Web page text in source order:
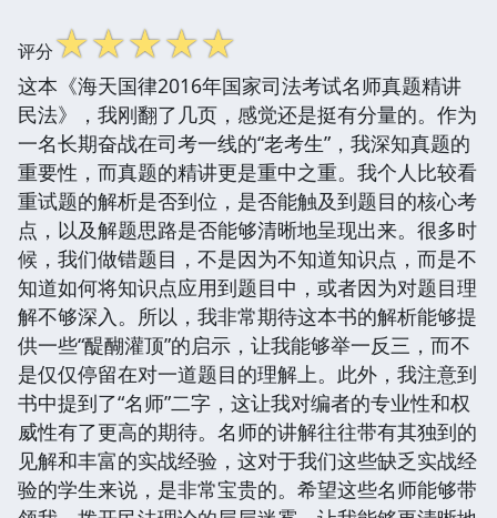
评分☆☆☆☆☆
这本《海天国律2016年国家司法考试名师真题精讲
民法》，我刚翻了几页，感觉还是挺有分量的。作为
一名长期奋战在司考一线的“老考生”，我深知真题的
重要性，而真题的精讲更是重中之重。我个人比较看
重试题的解析是否到位，是否能触及到题目的核心考
点，以及解题思路是否能够清晰地呈现出来。很多时
候，我们做错题目，不是因为不知道知识点，而是不
知道如何将知识点应用到题目中，或者因为对题目理
解不够深入。所以，我非常期待这本书的解析能够提
供一些“醍醐灌顶”的启示，让我能够举一反三，而不
是仅仅停留在对一道题目的理解上。此外，我注意到
书中提到了“名师”二字，这让我对编者的专业性和权
威性有了更高的期待。名师的讲解往往带有其独到的
见解和丰富的实战经验，这对于我们这些缺乏实战经
验的学生来说，是非常宝贵的。希望这些名师能够带